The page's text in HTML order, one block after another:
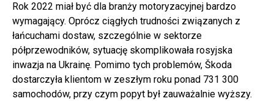
Rok 2022 miał być dla branży motoryzacyjnej bardzo
wymagający. Oprócz ciągłych trudności związanych z
łańcuchami dostaw, szczególnie w sektorze
półprzewodników, sytuację skomplikowała rosyjska
inwazja na Ukrainę. Pomimo tych problemów, Škoda
dostarczyła klientom w zeszłym roku ponad 731 300
samochodów, przy czym popyt był zauważalnie wyższy.